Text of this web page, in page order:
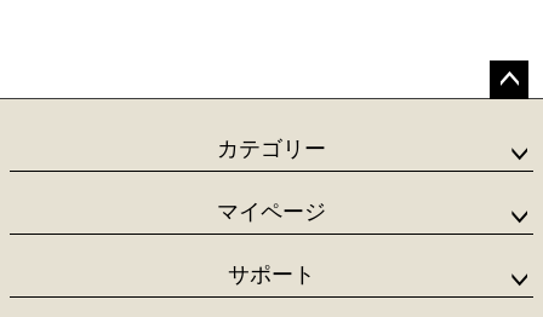
ップ
カテゴリー
マイページ
サポート